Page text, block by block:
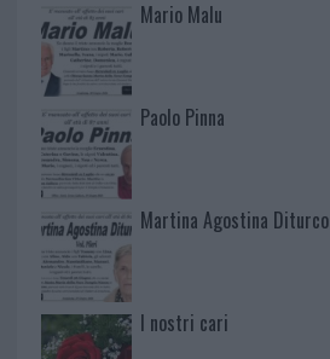
Mario Malu
Paolo Pinna
Martina Agostina Diturco
I nostri cari